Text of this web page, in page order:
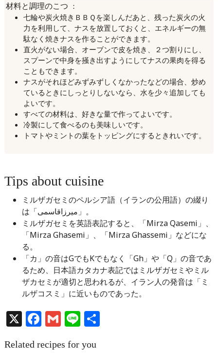
材料と調理のこつ
：
七輪や炭火焼きＢＢＱを楽しんだあと、残った炭火の火
力を利用して、ナスを放置しておくと、エネルギーの無
駄なく焼きナスを作ることができます。
直火がない場合、オーブンで皮を焼き、２つ割りにし、
スプーンで中身を掻き出すようにしてナスの果肉を得る
こともできます。
ナスがそれほどみずみずしくなかったなどの場合、炒め
ているときにしっとりしないなら、水を少々追加しても
よいです。
すべての材料は、好きな量で作ってよいです。
冷製にして食べるのも美味しいです。
トマトやミントの葉をトッピングにするときれいです。
Tips about cuisine
ミルザガセミのペルシア語（イランの公用語）の綴り
は「میرزاقاسمی」。
ミルザガセミを英語表記すると、「Mirza Qasemi」、
「Mirza Ghasemi」、「Mirza Ghassemi」などにな
る。
「カ」の音はGでもKでもなく「Gh」や「Q」の音であ
るため、日本語カタカナ表記ではミルザガセミやミル
ザカセミが適切と思われるが、イラン人の発音は「ミ
ルザコスミ」に近いものであった。
X Facebook
Gmail
Line共
Related recipes for you